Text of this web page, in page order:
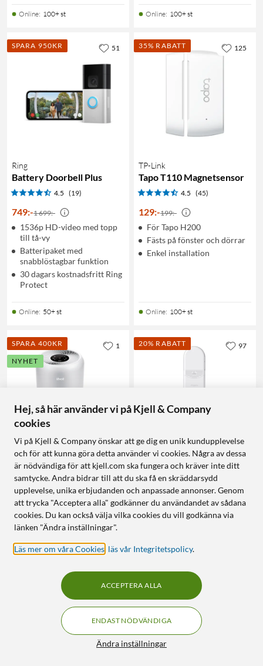
Online: 100+ st Online: 100+ st
SPARA 950KR
Ring
Battery Doorbell Plus
4.5 (19)
749:-1 699:-
1536p HD-video med topp
till tå-vy
Batteripaket med
snabblöstagbar funktion
30 dagars kostnadsfritt Ring
Protect
Online: 50+ st
51 35% RABATT
TP-Link
Tapo T110 Magnetsensor
4.5 (45)
129:-199:-
För Tapo H200
Fästs på fönster och dörrar
Enkel installation
Online: 100+ st
125
SPARA 400KR
NYHET
Levoit
Core 300S Pro Smart
luftrenare Vit
5.0 (1)
1 590:- 1 990:-
99,97 % partiklar
luftkvalitetssensor
Styrs via VeSync-app och
röststyrning
20+ st
1 20% RABATT
Aqara
Roller Shade Driver E1
Gardinkontroll
4.5 (64)
599:-
Styr och automatisera
sovrummet
Online: 50+ st
97
Hej, så här använder vi på Kjell & Company
cookies
Vi på Kjell & Company önskar att ge dig en unik kundupplevelse
och för att kunna göra detta använder vi cookies. Några av dessa
är nödvändiga för att kjell.com ska fungera och kräver inte ditt
samtycke. Andra bidrar till att du ska få en skräddarsydd
upplevelse, unika erbjudanden och anpassade annonser. Genom
att trycka "Acceptera alla" godkänner du användandet av sådana
cookies. Du kan också välja vilka cookies du vill godkänna via
länken "Ändra inställningar".
Läs mer om våra Cookies läs vår Integritetspolicy.
Ändra inställningar
ENDAST NÖDVÄNDIGA
ACCEPTERA ALLA